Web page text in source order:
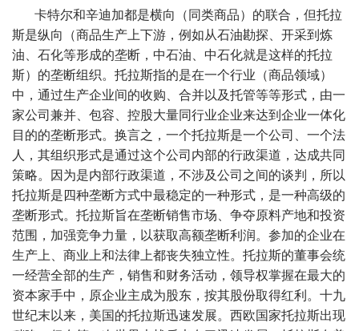
卡特尔和辛迪加都是横向（同类商品）的联合，但托拉
斯是纵向（商品生产上下游，例如从石油勘探、开采到炼
油、石化等形成的垄断，中石油、中石化就是这样的托拉
斯）的垄断组织。托拉斯指的是在一个行业（商品领域）
中，通过生产企业间的收购、合并以及托管等等形式，由一
家公司兼并、包容、控股大量同行业企业来达到企业一体化
目的的垄断形式。换言之，一个托拉斯是一个公司、一个法
人，其组织形式是通过这个公司内部的行政渠道，达成共同
策略。因为是内部行政渠道，不涉及公司之间的谈判，所以
托拉斯是四种垄断方式中最稳定的一种形式，是一种高级的
垄断形式。托拉斯旨在垄断销售市场、争夺原料产地和投资
范围，加强竞争力量，以获取高额垄断利润。参加的企业在
生产上、商业上和法律上都丧失独立性。托拉斯的董事会统
一经营全部的生产，销售和财务活动，领导权掌握在最大的
资本家手中，原企业主成为股东，按其股份取得红利。十九
世纪末以来，美国的托拉斯迅速发展。西欧国家托拉斯出现